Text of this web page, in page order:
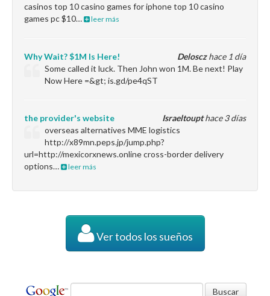
casinos top 10 casino games for iphone top 10 casino
games pc $10…
leer más
Delosczhace 1 día
Why Wait? $1M Is Here!
Some called it luck. Then John won 1M. Be next! Play
Now Here =&gt; is.gd/pe4qST
Israeltoupthace 3 días
the provider's website
overseas alternatives MME logistics
http://x89mn.peps.jp/jump.php?
url=http://mexicorxnews.online cross-border delivery
options…
leer más
Ver todos los sueños